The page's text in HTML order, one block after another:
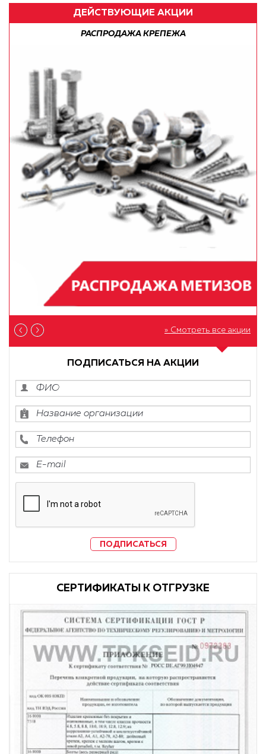
ДЕЙСТВУЮЩИЕ АКЦИИ
РАСПРОДАЖА КРЕПЕЖА
» Смотреть все акции
ПОДПИСАТЬСЯ НА АКЦИИ
ПОДПИСАТЬСЯ
CЕРТИФИКАТЫ К ОТГРУЗКЕ